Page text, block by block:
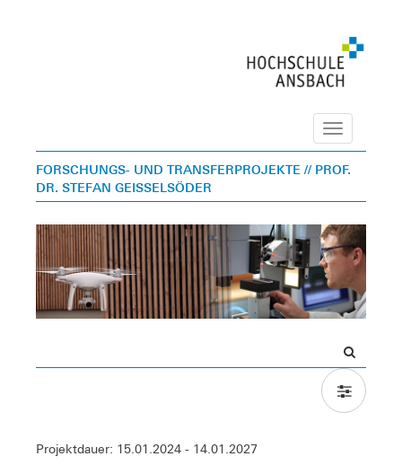
Navigation
FORSCHUNGS- UND TRANSFERPROJEKTE // PROF.
DR. STEFAN GEISSELSÖDER
Projektdauer: 15.01.2024 - 14.01.2027